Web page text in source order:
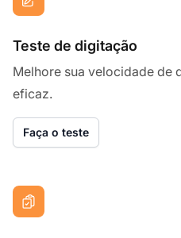
Teste de digitação
Melhore sua velocidade de
eficaz.
Faça o teste